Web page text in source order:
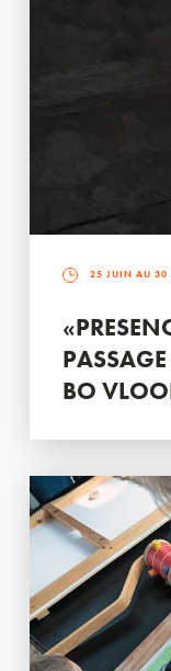
25 JUIN AU 30
BO